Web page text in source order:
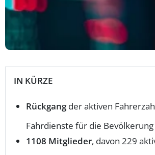
IN KÜRZE
Rückgangder aktiven
Fahrdienste für die Bevölkerung
1108 Mitglieder, davon 229